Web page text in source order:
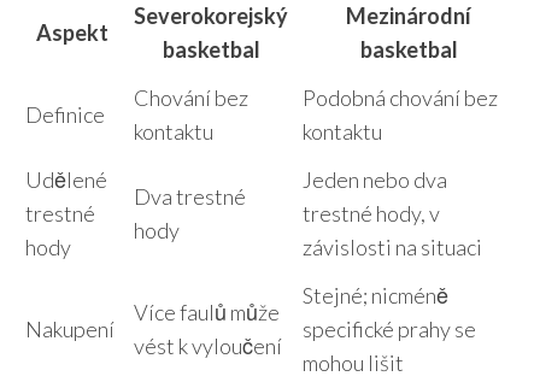
Aspekt
Severokorejský
basketbal
Mezinárodní
basketbal
Definice
Chování bez
kontaktu
Podobná chování bez
kontaktu
Udělené
trestné
hody
Dva trestné
hody
Jeden nebo dva
trestné hody, v
závislosti na situaci
Nakupení
Více faulů může
vést k vyloučení
Stejné; nicméně
specifické prahy se
mohou lišit